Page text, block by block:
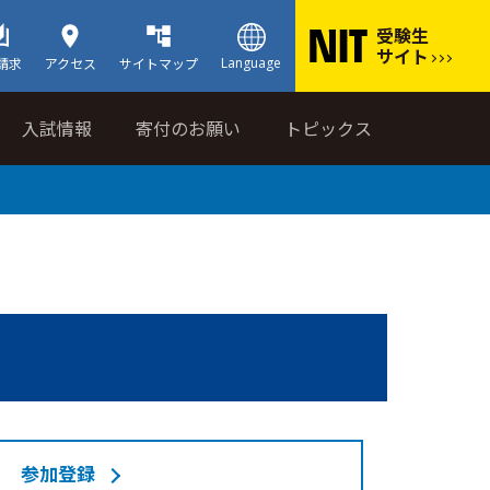
求 アクセス サイトマップ Language
受験生
サイト
入試情報 寄付のお願い トピックス
参加登録